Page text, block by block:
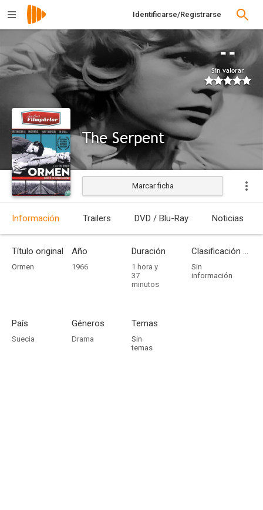
Identificarse/Registrarse
--
Sin valorar
The Serpent
Estrenada
Marcar ficha
Información Trailers DVD / Blu-Ray Noticias
Título original
Ormen
Año
1966
Duración
1 hora y
37
minutos
Clasificación por edades
Sin
información
País
Suecia
Géneros
Drama
Temas
Sin
temas